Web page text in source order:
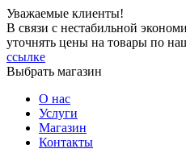
Уважаемые клиенты!
В связи с нестабильной
уточнять цены на товары по
ссылке
Выбрать магазин
О нас
Услуги
Магазин
Контакты